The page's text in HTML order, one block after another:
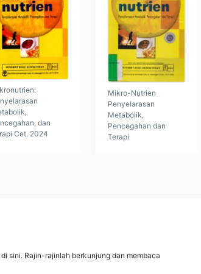
dan
Cet. 2024
Mikro-Nutrien
Penyelarasan
Metabolik,
Pencegahan dan
Terapi
sini. Rajin-rajinlah berkunjung dan membaca